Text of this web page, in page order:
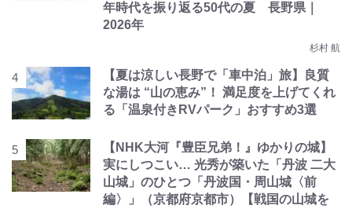
年時代を振り返る50代の夏 長野県｜
2026年
杉村 航
【夏は涼しい長野で「車中泊」旅】良質
な湯は “山の恵み”！ 満足度を上げてくれ
る「温泉付きRVパーク」おすすめ3選
【NHK大河『豊臣兄弟！』ゆかりの城】
実にしつこい… 光秀が築いた「丹波 二大
山城」のひとつ「丹波国・周山城〈前
編〉」（京都府京都市）【戦国の山城を